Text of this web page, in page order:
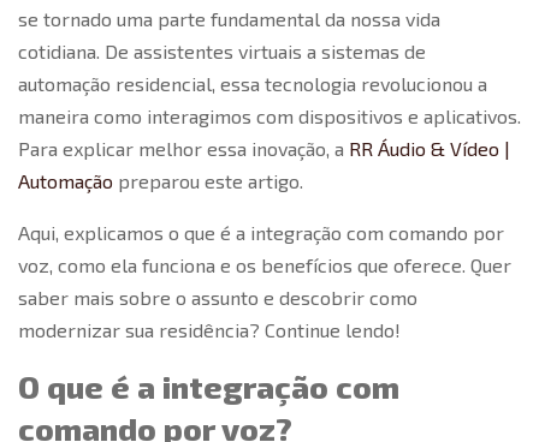
se tornado uma parte fundamental da nossa vida
cotidiana. De assistentes virtuais a sistemas de
automação residencial, essa tecnologia revolucionou a
maneira como interagimos com dispositivos e aplicativos.
Para explicar melhor essa inovação, a RR Áudio & Vídeo |
Automação preparou este artigo.
Aqui, explicamos o que é a integração com comando por
voz, como ela funciona e os benefícios que oferece. Quer
saber mais sobre o assunto e descobrir como
modernizar sua residência? Continue lendo!
O que é a integração com
comando por voz?